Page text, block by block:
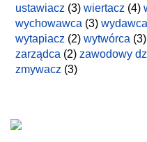
ustawiacz (3) wiertacz (4)
wychowawca (3) wydawca
wytapiacz (2) wytwórca (3)
zarządca (2) zawodowy
zmywacz (3)